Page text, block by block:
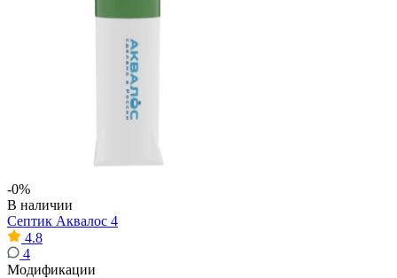
-0%
В наличии
Септик Аквалос 4
4.8
4
Модификации